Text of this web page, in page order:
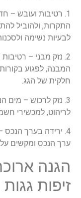
1. רטיבות ועובש –
התקרות, ולהוביל
לבעיות נשימה
2. נזק מבני –
המבנה, לפגוע
חלקית של הגג.
3. נזק לרכוש – מים
לריהוט, למכשירי
4. ירידה בערך הנכס
ערך הנכס ומקשים
הגנה
זיפות גגות